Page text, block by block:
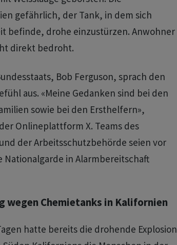
gefährlich, der Tank, in dem sich
befinde, drohe einzustürzen. Anwohner
direkt bedroht.
Bob Ferguson, sprach den
aus. «Meine Gedanken sind bei den
sowie bei den Ersthelfern»,
Onlineplattform X. Teams des
der Arbeitsschutzbehörde seien vor
Nationalgarde in Alarmbereitschaft
wegen Chemietanks in Kalifornien
hatte bereits die drohende Explosion